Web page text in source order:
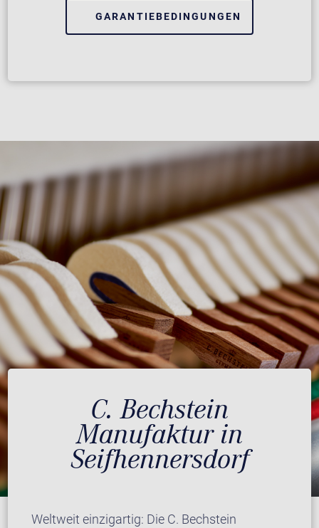
GARANTIEBEDINGUNGEN
C. Bechstein
Manufaktur in
Seifhennersdorf
Weltweit einzigartig: Die C. Bechstein